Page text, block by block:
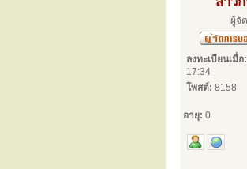
ผู้จั
ลงทะเบียนเมื่อ:
17:34
โพสต์: 8158
อายุ: 0